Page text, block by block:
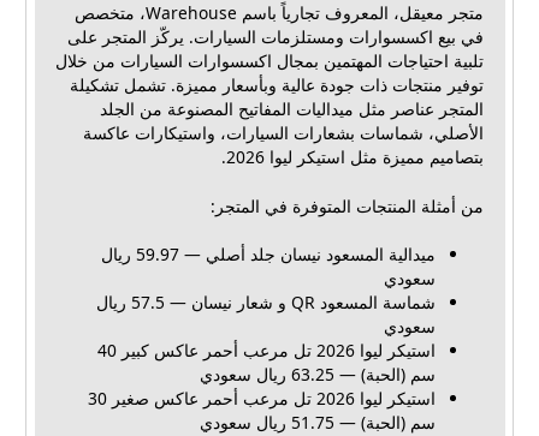
متجر معيقل، المعروف تجارياً باسم Warehouse، متخصص
في بيع اكسسوارات ومستلزمات السيارات. يركّز المتجر على
تلبية احتياجات المهتمين بمجال اكسسوارات السيارات من خلال
توفير منتجات ذات جودة عالية وبأسعار مميزة. تشمل تشكيلة
المتجر عناصر مثل ميداليات المفاتيح المصنوعة من الجلد
الأصلي، شماسات بشعارات السيارات، واستيكارات عاكسة
بتصاميم مميزة مثل استيكر ليوا 2026.
من أمثلة المنتجات المتوفرة في المتجر:
ميدالية المسعود نيسان جلد أصلي — 59.97 ريال
سعودي
شماسة المسعود QR و شعار نيسان — 57.5 ريال
سعودي
استيكر ليوا 2026 تل مرعب أحمر عاكس كبير 40
سم (الحبة) — 63.25 ريال سعودي
استيكر ليوا 2026 تل مرعب أحمر عاكس صغير 30
سم (الحبة) — 51.75 ريال سعودي